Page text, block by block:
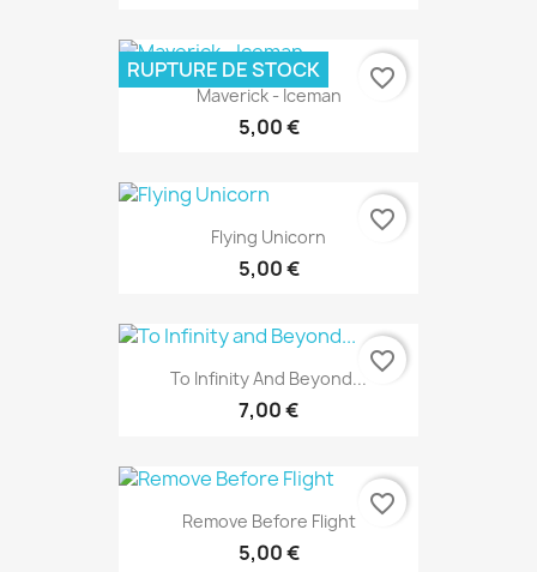
Maverick - Iceman
5,00 €
RUPTURE DE STOCK favorite_border
Flying Unicorn
5,00 €
favorite_border
To Infinity And Beyond...
7,00 €
favorite_border
Remove Before Flight
5,00 €
favorite_border